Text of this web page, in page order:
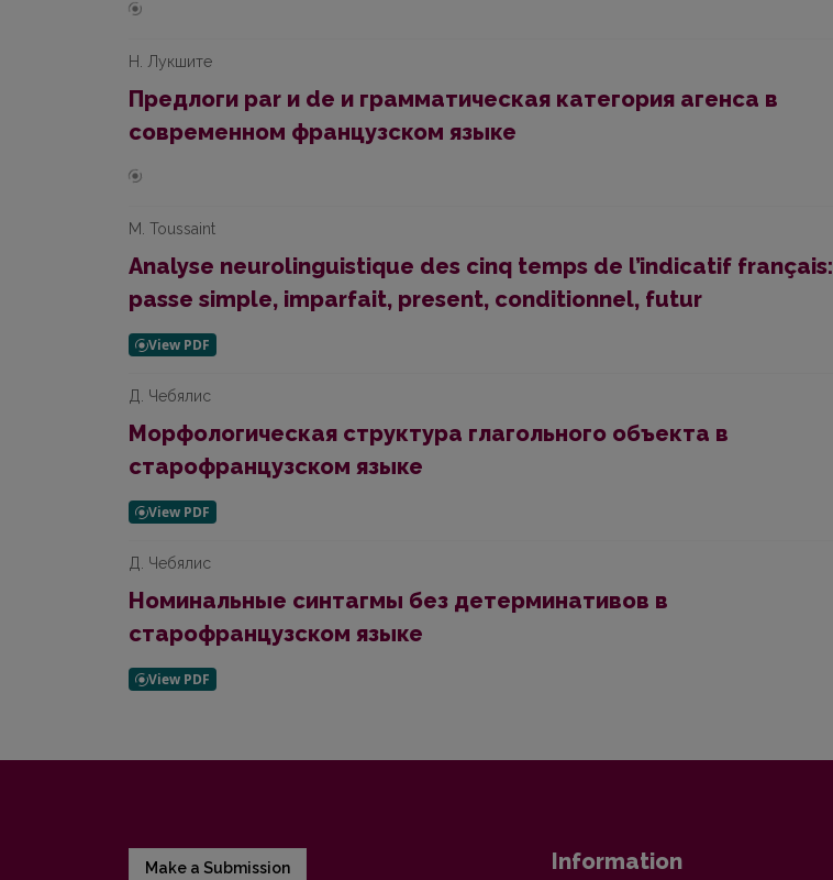
Н. Лукшите
Предлоги раr и dе и грамматическая категория агенса в
современном французском языке
M. Toussaint
Analyse neurolinguistique des cinq temps de l’indicatif français:
passe simple, imparfait, present, conditionnel, futur
Д. Чебялис
Морфологическая структура глагольного объекта в
старофранцузском языке
Д. Чебялис
Номинальные синтагмы без детерминативов в
старофранцузском языке
Make a Submission Information